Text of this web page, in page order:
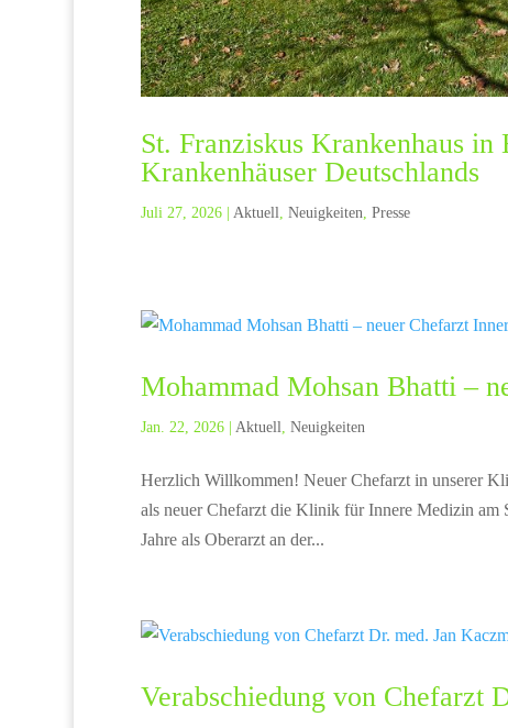
St. Franziskus Krankenhaus
Krankenhäuser Deutschlands
Juli 27, 2026| Aktuell Neuigkeiten Presse
Mohammad Mohsan Bhatti –
Jan. 22, 2026| Aktuell Neuigkeiten
Herzlich Willkommen! Neuer Chefarzt in unserer
als neuer Chefarzt die Klinik für Innere Medizin
Jahre als Oberarzt an der...
Verabschiedung von Chefarzt